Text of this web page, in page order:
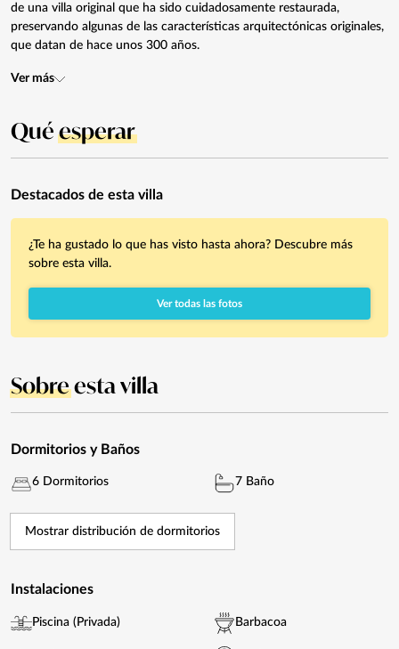
de una villa original que ha sido cuidadosamente restaurada,
preservando algunas de las características arquitectónicas originales,
que datan de hace unos 300 años.
Ver más
Quéesperar
Destacados de esta villa
¿Te ha gustado lo que has visto hasta ahora? Descubre más
sobre esta villa.
Ver todas las fotos
Sobreesta villa
Dormitorios y Baños
6 Dormitorios 7 Baño
Mostrar distribución de dormitorios
Instalaciones
Piscina (Privada) Barbacoa